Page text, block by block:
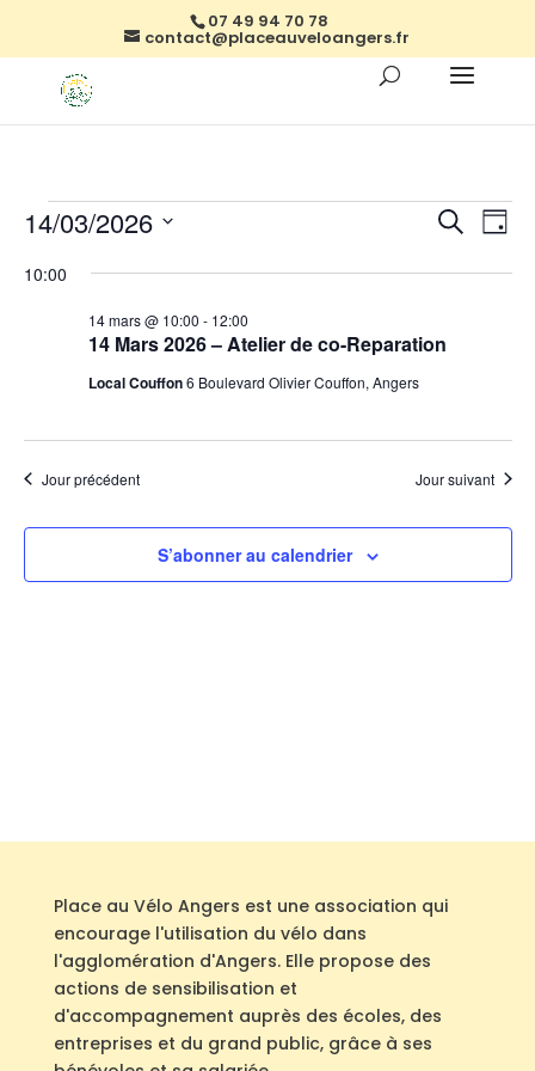
07 49 94 70 78
contact@placeauveloangers.fr
Évènements
14
mars,
2026
et
vues
de
Jour
14/03/2026
une
10:00
14 Mars 2026 – Atelier de co-Reparation
14 mars @ 10:00 - 12:00
Local Couffon6 Boulevard Olivier Couffon, Angers
Jour précédent Jour suivant
S’abonner au calendrier
Place au Vélo Angers est une association qui
encourage l'utilisation du vélo dans
l'agglomération d'Angers. Elle propose des
actions de sensibilisation et
d'accompagnement auprès des écoles, des
entreprises et du grand public, grâce à ses